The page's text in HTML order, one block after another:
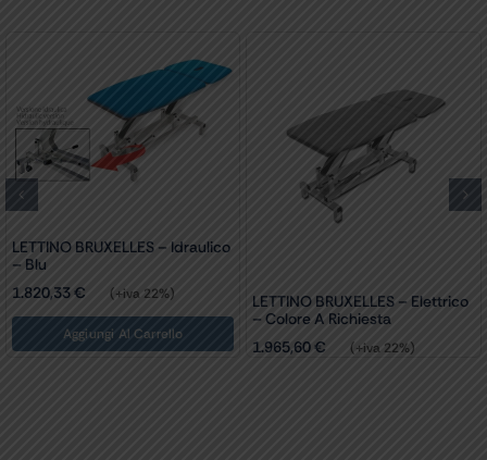
LETTINO BRUXELLES – Idraulico
– Blu
1.820,33€ (+iva 22%)
Aggiungi Al Carrello
LETTINO BRUXELLES – Elettrico
– Colore A Richiesta
1.965,60€ (+iva 22%)